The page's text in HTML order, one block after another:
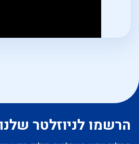
הרשמו לניוזלטר שלנו